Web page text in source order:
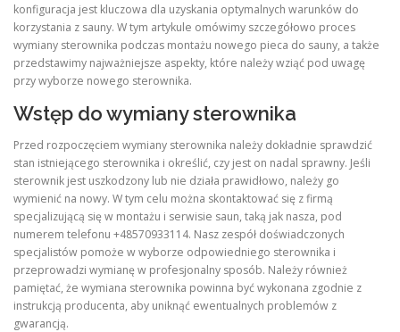
konfiguracja jest kluczowa dla uzyskania optymalnych warunków do
korzystania z sauny. W tym artykule omówimy szczegółowo proces
wymiany sterownika podczas montażu nowego pieca do sauny, a także
przedstawimy najważniejsze aspekty, które należy wziąć pod uwagę
przy wyborze nowego sterownika.
Wstęp do wymiany sterownika
Przed rozpoczęciem wymiany sterownika należy dokładnie sprawdzić
stan istniejącego sterownika i określić, czy jest on nadal sprawny. Jeśli
sterownik jest uszkodzony lub nie działa prawidłowo, należy go
wymienić na nowy. W tym celu można skontaktować się z firmą
specjalizującą się w montażu i serwisie saun, taką jak nasza, pod
numerem telefonu +48570933114. Nasz zespół doświadczonych
specjalistów pomoże w wyborze odpowiedniego sterownika i
przeprowadzi wymianę w profesjonalny sposób. Należy również
pamiętać, że wymiana sterownika powinna być wykonana zgodnie z
instrukcją producenta, aby uniknąć ewentualnych problemów z
gwarancją.